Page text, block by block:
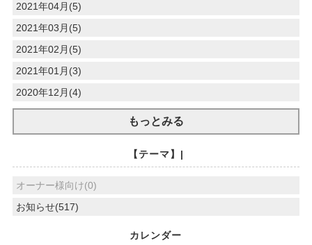
2021年04月(5)
2021年03月(5)
2021年02月(5)
2021年01月(3)
2020年12月(4)
もっとみる
【テーマ】|
オーナー様向け(0)
お知らせ(517)
カレンダー